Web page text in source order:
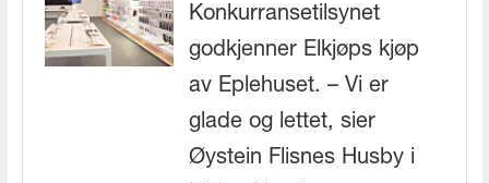
Konkurransetilsynet
godkjenner Elkjøps kjøp
av Eplehuset. – Vi er
glade og lettet, sier
Øystein Flisnes Husby i